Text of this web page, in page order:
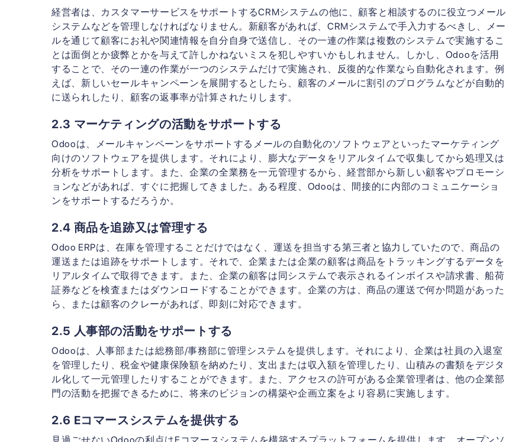
経営者は、カスタマーサービスをサポートするCRMシステムの他に、顧客と相談するのに役立つメール
システムなどを管理しなければなりません。新顧客があれば、CRMシステムで手入力するべきし、メー
ルを通じて顧客にお礼や関連情報を自分自身で送信し、その一連の作業は複数のシステムで実施するこ
とは面倒とか疲弊とかを与えて許しかねないミスを犯しやすいかもしれません。しかし、Odooを活用
することで、その一連の作業が一つのシステムだけで実施され、反復的な作業なら自動化されます。例
えば、新しいセールキャンペーンを展開するとしたら、顧客のメールに割引のプログラムなどが自動的
に送られしたり、顧客の返事率が計算されたりします。
2.3 マーケティングの活動をサポートする
Odooは、メールキャンペーンをサポートするメールの自動化のソフトウェアといったマーケティング
向けのソフトウェアを提供します。それにより、膨大なデータをリアルタイムで収集してから処理又は
分析をサポートします。また、企業の全業務を一元管理するから、経営部から新しい顧客やプロモーシ
ョンなどがあれば、すぐに把握してきました。ある程度、Odooは、間接的に内部のコミュニケーショ
ンをサポートするだろうか。
2.4 商品を追跡又は管理する
Odoo ERPは、在庫を管理することだけではなく、運送を担当する第三者と協力していたので、商品の
運送または追跡をサポートします。それで、企業または企業の顧客は商品をトラッキングするデータを
リアルタイムで取得できます。また、企業の顧客は同システムで表示されるインボイスや請求書、船荷
証券などを検査またはダウンロードすることができます。企業の方は、商品の運送で何か問題があった
ら、または顧客のクレーがあれば、即刻に対応できます。
2.5 人事部の活動をサポートする
Odooは、人事部または総務部/事務部に管理システムを提供します。それにより、企業は社員の入退室
を管理したり、税金や健康保険額を納めたり、支出または収入額を管理したり、山積みの書類をデジタ
ル化して一元管理したりすることができます。また、アクセスの許可がある企業管理者は、他の企業部
門の活動を把握できるために、将来のビジョンの構築や企画立案をより容易に実施します。
2.6 Eコマースシステムを提供する
見過ごせないOdooの利点はEコマースシステムを構築するプラットフォームを提供します。オープンソ